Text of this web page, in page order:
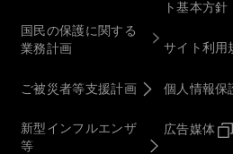
国民の保護に関する
業務計画
ご被災者等支援計画
新型インフルエンザ
等
ト基本方針
サイト利用
個人情報保
広告媒体